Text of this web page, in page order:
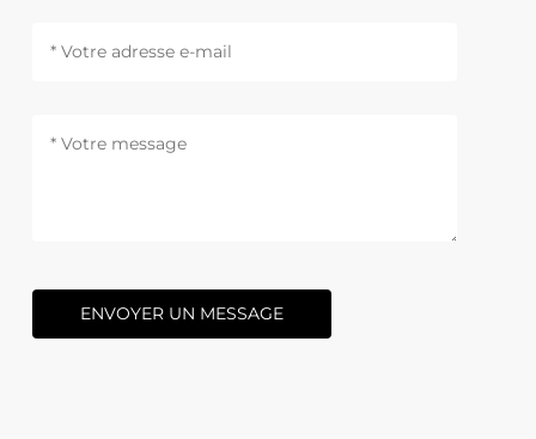
ENVOYER UN MESSAGE